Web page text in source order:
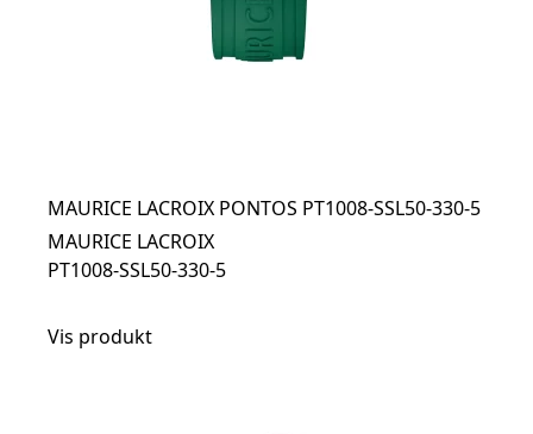
MAURICE LACROIX PONTOS PT1008-SSL50-330-5
MAURICE LACROIX
PT1008-SSL50-330-5
Vis produkt